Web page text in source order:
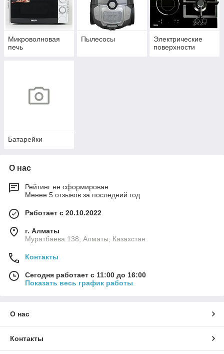
Микроволновая
печь
Пылесосы
Электрические
поверхности
Батарейки
О нас
Рейтинг не сформирован
Менее 5 отзывов за последний год
Работает с 20.10.2022
г. Алматы
Муратбаева 138, Алматы, Казахстан
Контакты
Сегодня работает с 11:00 до 16:00
Показать весь график работы
О нас
Контакты